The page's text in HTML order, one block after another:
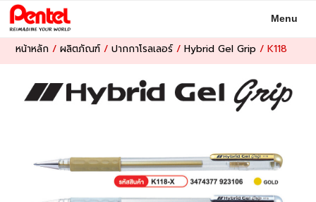
Skip
to
content
Menu
หน้าหลัก / ผลิตภัณฑ์/ ปากกาโรลเลอร์/ Hybrid Gel Grip / K118